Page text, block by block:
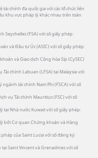
chính đa quốc gia với các tổ chức liên
khu vực pháp lý khác nhau trên toàn
Seychelles (FSA) với số giấy phép:
và Đầu tư Úc (ASIC) với số giấy phép:
và Giao dịch Cộng hòa Síp (CySEC)
chính Labuan (LFSA) tại Malaysia với
tài chính Nam Phi (FSCA) với số
vụ Tài chính Mauritius (FSC) với số
tại Nhà nước Kuwait với số giấy phép:
bởi Cơ quan Chứng khoán và Hàng
của Saint Lucia với số đăng ký:
Saint Vincent và Grenadines với số